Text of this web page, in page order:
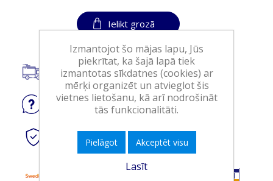
Ielikt grozā
Piegāde visā Latvijā.
Jautājietpar produktu
Droši tiešsaistes maksājumi
Izmantojot šo mājas lapu, Jūs
piekrītat, ka šajā lapā tiek
izmantotas sīkdatnes (cookies) ar
mērķi organizēt un atvieglot šis
vietnes lietošanu, kā arī nodrošināt
tās funkcionalitāti.
Pielāgot Akceptēt visu
Lasīt